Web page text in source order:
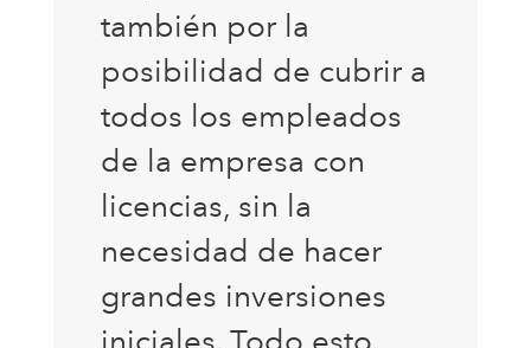
también por la
posibilidad de cubrir a
todos los empleados
de la empresa con
licencias, sin la
necesidad de hacer
grandes inversiones
iniciales. Todo esto,